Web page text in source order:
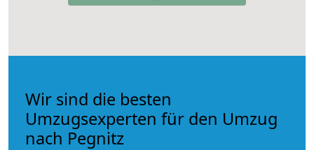
Wir sind die besten
Umzugsexperten für den Umzug
nach Pegnitz